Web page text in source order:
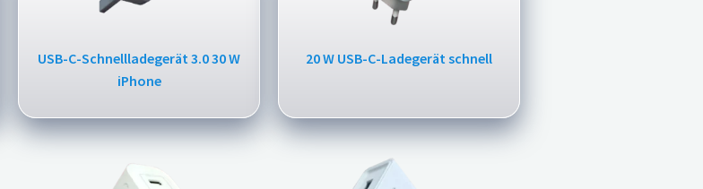
USB-C-Schnellladegerät 3.0 30 W
iPhone
20 W USB-C-Ladegerät schnell